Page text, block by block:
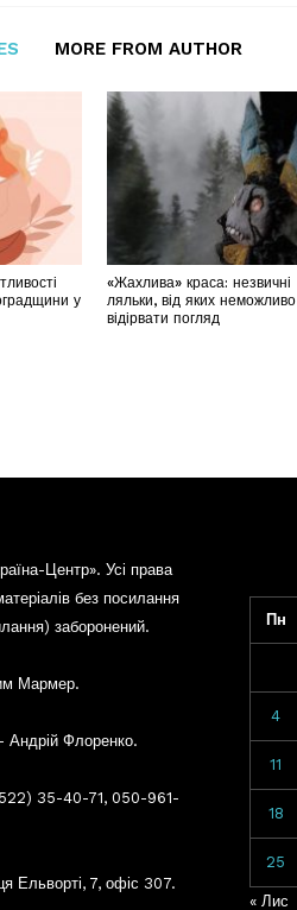
MORE FROM AUTHOR
у
«Жахлива» краса: незвичні
ляльки, від яких неможливо
відірвати погляд
Центр». Усі права
без посилання
заборонений.
Мармер.
Андрій Флоренко.
35-40-71, 050-961-
Ельворті, 7, офіс 307.
Пн
4
11
18
25
« Лис